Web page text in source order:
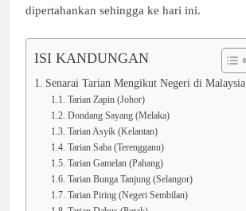
dipertahankan sehingga ke hari ini.
ISI KANDUNGAN
Senarai Tarian Mengikut Negeri di Malaysia
Tarian Zapin (Johor)
Dondang Sayang (Melaka)
Tarian Asyik (Kelantan)
Tarian Saba (Terengganu)
Tarian Gamelan (Pahang)
Tarian Bunga Tanjung (Selangor)
Tarian Piring (Negeri Sembilan)